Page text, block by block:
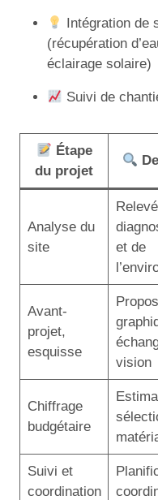
Intégration de
(récupération
éclairage solaire)
Suivi de
Étape
du projet
Analyse du
site
et de
Avant-
projet,
esquisse
vision
Chiffrage
budgétaire
Suivi et
coordination